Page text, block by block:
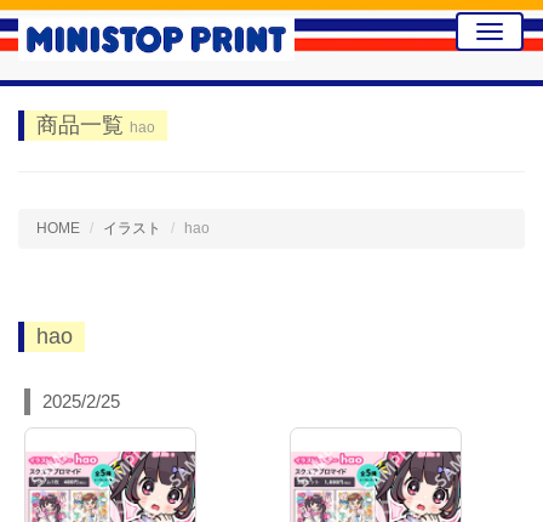
Toggle
商品一覧 hao
HOME イラスト hao
hao
2025/2/25